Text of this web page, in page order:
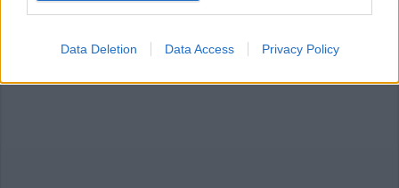
Data Deletion Data Access Privacy Policy